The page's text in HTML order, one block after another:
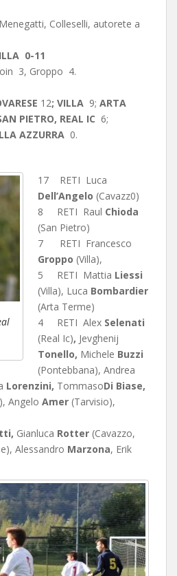
Colleselli, autorete a
0-11
3, Groppo 4.
12; VILLA 9; ARTA
PIETRO, REAL IC 6;
AZZURRA 0.
17 RETI Luca
Dell’Angelo (Cavazz0)
8 RETI Raul Chioda
(San Pietro)
7 RETI Francesco
Groppo (Villa),
5 RETI Mattia Liessi
(Villa), Luca Bombardier
(Arta Terme)
4 RETI Alex Selenati
(Real Ic), Jevghenij
Tonello, Michele Buzzi
(Pontebbana), Andrea
Lorenzini, TommasoDi Biase,
Angelo Amer (Tarvisio),
Gianluca Rotter (Cavazzo,
Alessandro Marzona, Erik